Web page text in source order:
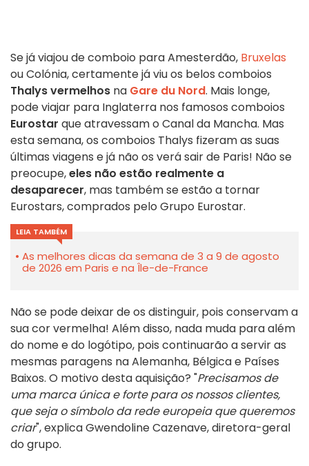
Se já viajou de comboio para Amesterdão, Bruxelas
ou Colónia, certamente já viu os belos comboios
Thalysvermelhos na Gare du Nord. Mais longe,
pode viajar para Inglaterra nos famosos comboios
Eurostar que atravessam o Canal da Mancha. Mas
esta semana, os comboios Thalys fizeram as suas
últimas viagens e já não os verá sair de Paris! Não se
preocupe,eles não estão realmente a
desaparecer, mas também se estão a tornar
Eurostars, comprados pelo Grupo Eurostar.
LEIA TAMBÉM
As melhores dicas da semana de 3 a 9 de agosto
de 2026 em Paris e na Île-de-France
Não se pode deixar de os distinguir, pois conservam a
sua cor vermelha! Além disso, nada muda para além
do nome e do logótipo, pois continuarão a servir as
mesmas paragens na Alemanha, Bélgica e Países
Baixos. O motivo desta aquisição? "Precisamos de
uma marca única e forte para os nossos clientes,
que seja o símbolo da rede europeia que queremos
criar", explica Gwendoline Cazenave, diretora-geral
do grupo.